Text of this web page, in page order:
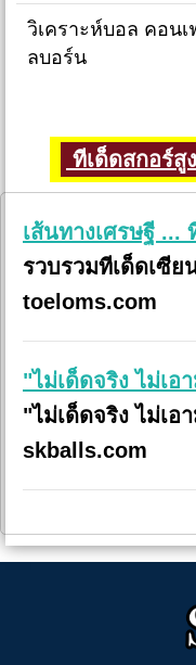
วิเคราะห์บอล คอน
ลบอร์น
ทีเด็ดสกอร์สู
เส้นทางเศรษฐี ...
รวบรวมทีเด็ดเซีย
toeloms.com
"ไม่เด็ดจริง ไม่เอ
"ไม่เด็ดจริง ไม่เอ
skballs.com